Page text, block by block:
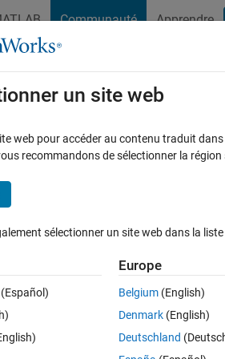
Communauté Apprendre
Cody
Parcourir
increase the
3 Réponses
the calculation speed of this integral2?
un site web
web pour accéder au contenu traduit
recommandons de sélectionner la région
sélectionner un site web dans la
(Español)
Europe
Belgium (English)
Denmark (English)
Deutschland